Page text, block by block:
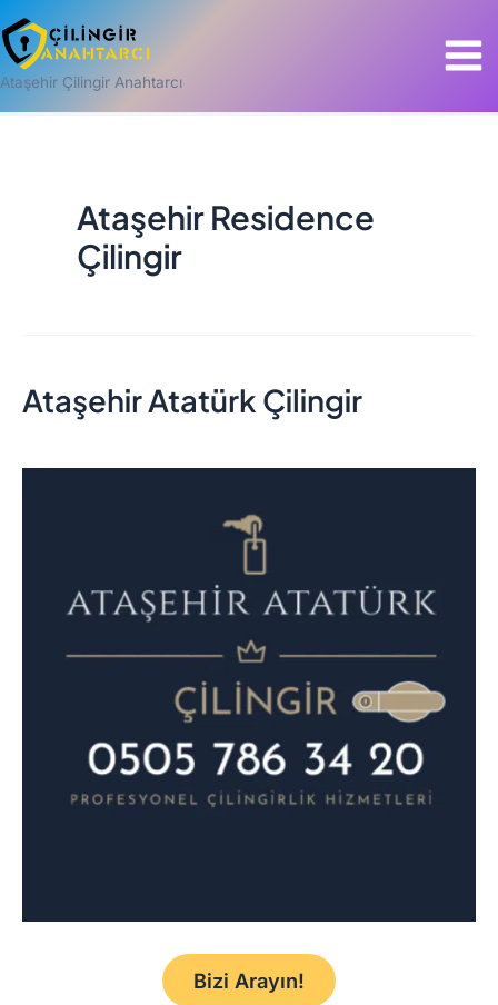
İçeriğe
atla
Ataşehir Çilingir Anahtarcı
Ataşehir Residence
Çilingir
Ataşehir Atatürk Çilingir
Bizi Arayın!
Ataşehir
Çilingir